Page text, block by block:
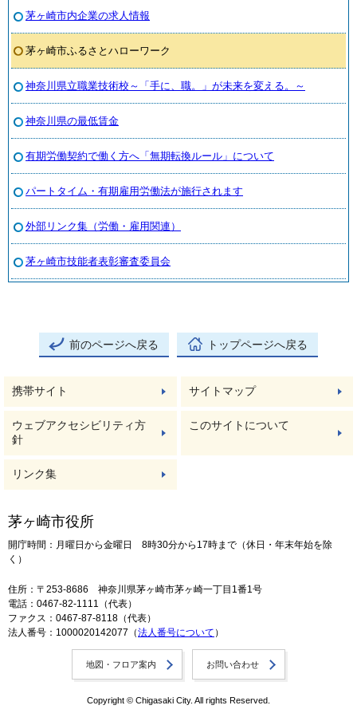
茅ヶ崎市内企業の求人情報
茅ヶ崎市ふるさとハローワーク
神奈川県立職業技術校～「手に、職。」が未来を変える。～
神奈川県の最低賃金
有期労働契約で働く方へ「無期転換ルール」について
パートタイム・有期雇用労働法が施行されます
外部リンク集（労働・雇用関連）
茅ヶ崎市技能者表彰審査委員会
前のページへ戻る トップページへ戻る
携帯サイト サイトマップ
ウェブアクセシビリティ方
針
このサイトについて
リンク集
茅ヶ崎市役所
開庁時間：月曜日から金曜日 8時30分から17時まで（休日・年末年始を除
く）
住所：〒253-8686 神奈川県茅ヶ崎市茅ヶ崎一丁目1番1号
電話：0467-82-1111（代表）
ファクス：0467-87-8118（代表）
法人番号：1000020142077（法人番号について ）
地図・フロア案内 お問い合わせ
Copyright © Chigasaki City. All rights Reserved.